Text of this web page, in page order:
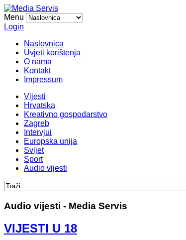
Menu
Login
Naslovnica
Uvjeti korištenja
O nama
Kontakt
Impressum
Vijesti
Hrvatska
Kreativno gospodarstvo
Zagreb
Intervjui
Europska unija
Svijet
Sport
Audio vijesti
Audio vijesti - Media Servis
VIJESTI U 18